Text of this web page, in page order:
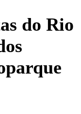
do Rio